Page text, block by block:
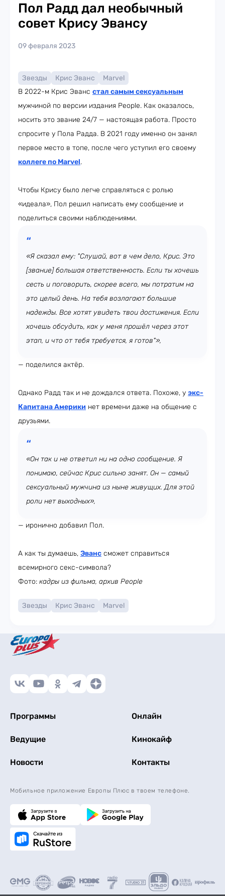
Пол Радд дал необычный
совет Крису Эвансу
09 февраля 2023
Звезды Крис Эванс
Marvel
В 2022-м Крис Эванс стал самым сексуальным
мужчиной по версии издания People. Как оказалось,
носить это звание 24/7 — настоящая работа. Просто
спросите у Пола Радда. В 2021 году именно он занял
первое место в топе, после чего уступил его своему
коллеге по Marvel.
Чтобы Крису было легче справляться с ролью
«идеала», Пол решил написать ему сообщение и
поделиться своими наблюдениями.
«Я сказал ему: "Слушай, вот в чем дело, Крис. Это
[звание] большая ответственность. Если ты хочешь
сесть и поговорить, скорее всего, мы потратим на
это целый день. На тебя возлагают большие
надежды. Все хотят увидеть твои достижения. Если
хочешь обсудить, как у меня прошёл через этот
этап, и что от тебя требуется, я готов"»,
— поделился актёр.
Однако Радд так и не дождался ответа. Похоже, у экс-
Капитана Америки нет времени даже на общение с
друзьями.
«Он так и не ответил ни на одно сообщение. Я
понимаю, сейчас Крис сильно занят. Он — самый
сексуальный мужчина из ныне живущих. Для этой
роли нет выходных»,
— иронично добавил Пол.
А как ты думаешь, Эванс сможет справиться
всемирного секс-символа?
Фото: кадры из фильма, архив People
Звезды Крис Эванс Marvel
Программы Онлайн
Ведущие Кинокайф
Новости Контакты
Мобильное приложение Европы Плюс в твоем телефоне.